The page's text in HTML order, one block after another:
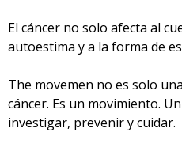
El cáncer no solo afecta al
autoestima y a la forma de
The movemen no es solo
cáncer. Es un movimiento.
investigar, prevenir y cuidar.